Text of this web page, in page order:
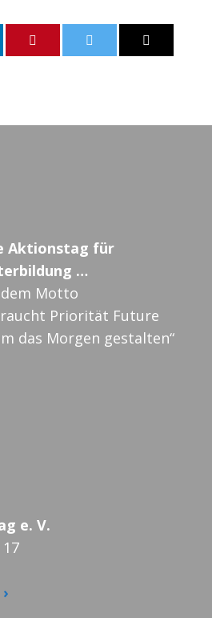
Aktionstag für
…
Motto
Priorität Future
das Morgen gestalten“
e. V.